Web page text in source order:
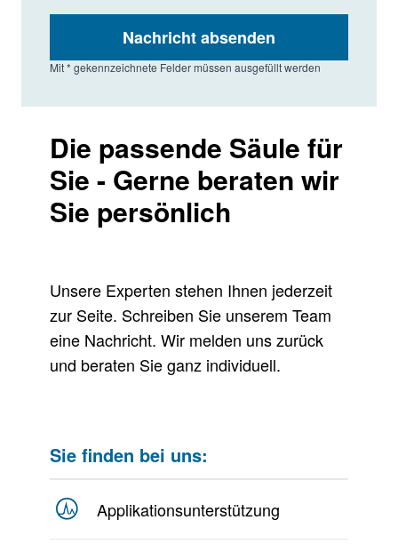
Nachricht absenden
Mit * gekennzeichnete Felder müssen ausgefüllt werden
Die passende Säule für
Sie - Gerne beraten wir
Sie persönlich
Unsere Experten stehen Ihnen jederzeit
zur Seite. Schreiben Sie unserem Team
eine Nachricht. Wir melden uns zurück
und beraten Sie ganz individuell.
Sie finden bei uns:
Applikationsunterstützung